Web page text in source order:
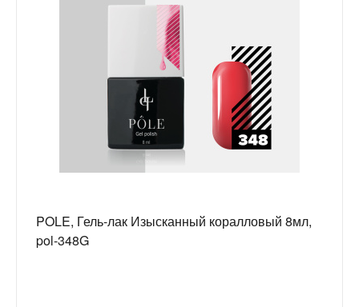
POLE, Гель-лак Изысканный коралловый 8мл,
pol-348G